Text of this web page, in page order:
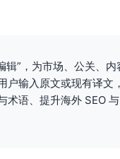
辑”，为市场、公关、
户输入原文或现有译
术语、提升海外 SEO